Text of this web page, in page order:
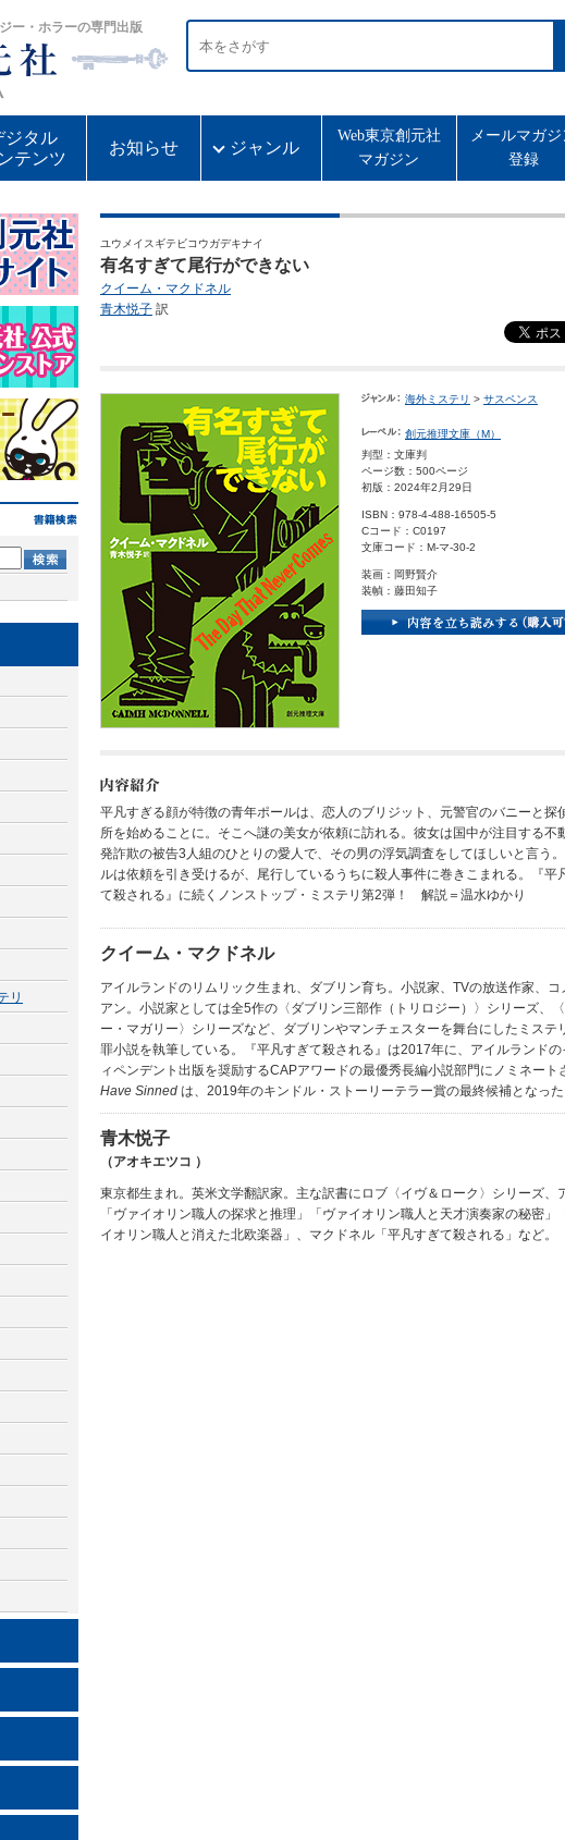
ー・ホラーの専門出版
ジタル
テンツ
お知らせ ジャンル
Web東京創元社
マガジン
メールマガジ
登録
リ
ユウメイスギテビコウガデキナイ
有名すぎて尾行ができない
クイーム・マクドネル
青木悦子 訳
海外ミステリ > サスペンス
創元推理文庫（M）
判型：文庫判
ページ数：500ページ
初版：2024年2月29日
ISBN：978-4-488-16505-5
Cコード：C0197
文庫コード：M-マ-30-2
装画：岡野賢介
装幀：藤田知子
平凡すぎる顔が特徴の青年ポールは、恋人のブリジット、元警官のバニーと探
所を始めることに。そこへ謎の美女が依頼に訪れる。彼女は国中が注目する不
発詐欺の被告3人組のひとりの愛人で、その男の浮気調査をしてほしいと言う
ルは依頼を引き受けるが、尾行しているうちに殺人事件に巻きこまれる。『平
て殺される』に続くノンストップ・ミステリ第2弾！ 解説＝温水ゆかり
クイーム・マクドネル
アイルランドのリムリック生まれ、ダブリン育ち。小説家、TVの放送作家、コ
アン。小説家としては全5作の〈ダブリン三部作（トリロジー）〉シリーズ、
ー・マガリー〉シリーズなど、ダブリンやマンチェスターを舞台にしたミステ
罪小説を執筆している。『平凡すぎて殺される』は2017年に、アイルランドの
ィペンデント出版を奨励するCAPアワードの最優秀長編小説部門にノミネート
Have Sinned は、2019年のキンドル・ストーリーテラー賞の最終候補となった
青木悦子
（アオキエツコ ）
東京都生まれ。英米文学翻訳家。主な訳書にロブ〈イヴ＆ローク〉シリーズ、
「ヴァイオリン職人の探求と推理」「ヴァイオリン職人と天才演奏家の秘密」
イオリン職人と消えた北欧楽器」、マクドネル「平凡すぎて殺される」など。